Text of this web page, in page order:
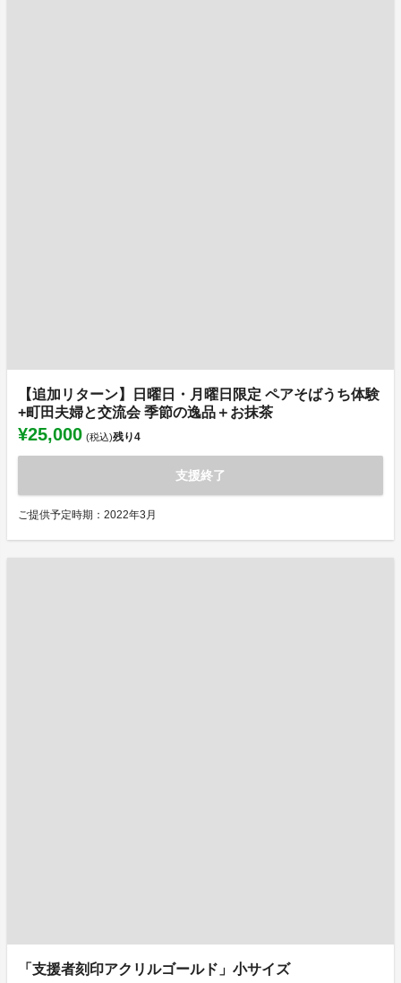
【追加リターン】日曜日・月曜日限定 ペアそばうち体験
+町田夫婦と交流会 季節の逸品＋お抹茶
¥25,000 (税込)残り4
支援終了
ご提供予定時期：2022年3月
「支援者刻印アクリルゴールド」小サイズ